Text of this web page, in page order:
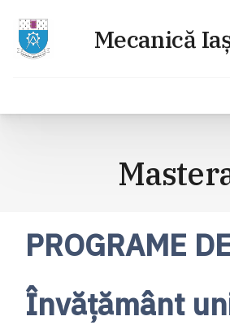
PROGRAME
Învăţământ